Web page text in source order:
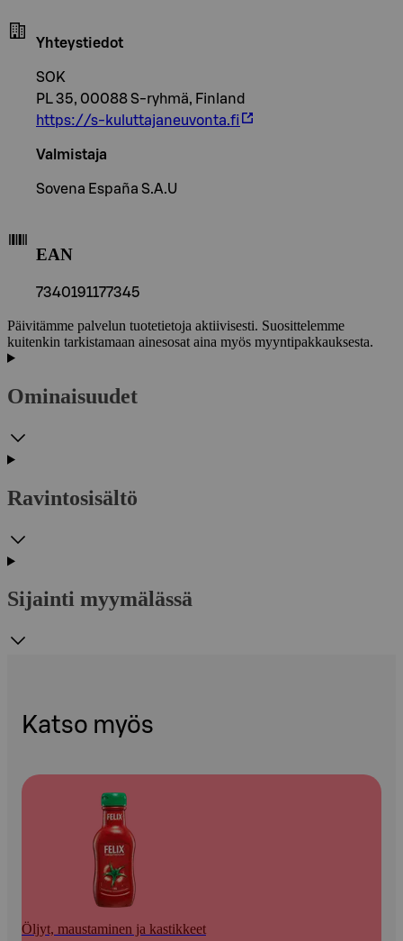
Yhteystiedot
SOK
PL 35, 00088 S-ryhmä, Finland
https://s-kuluttajaneuvonta.fi
Valmistaja
Sovena España S.A.U
EAN
7340191177345
Päivitämme palvelun tuotetietoja aktiivisesti. Suosittelemme
kuitenkin tarkistamaan ainesosat aina myös myyntipakkauksesta.
Ominaisuudet
Ravintosisältö
Sijainti myymälässä
Katso myös
Öljyt, maustaminen ja kastikkeet